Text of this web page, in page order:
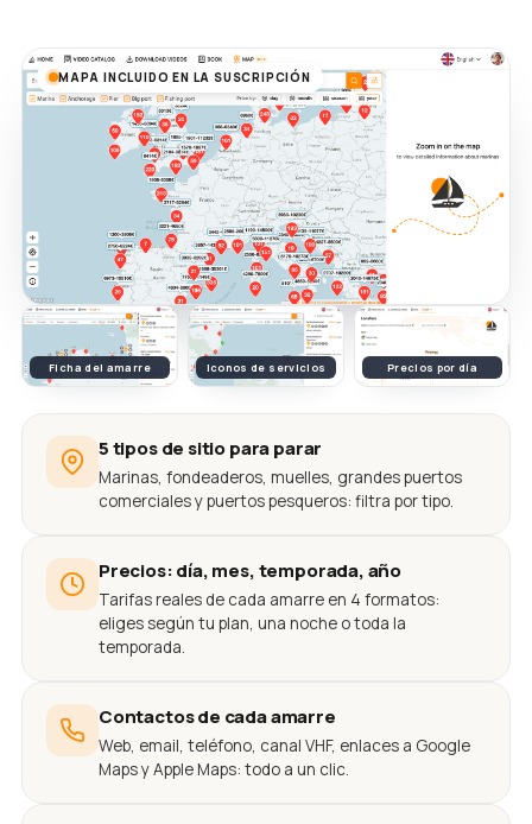
MAPA INCLUIDO EN LA SUSCRIPCIÓN
Ficha del amarre Iconos de servicios Precios por día
5 tipos de sitio para parar
Marinas, fondeaderos, muelles, grandes puertos
comerciales y puertos pesqueros: filtra por tipo.
Precios: día, mes, temporada, año
Tarifas reales de cada amarre en 4 formatos:
eliges según tu plan, una noche o toda la
temporada.
Contactos de cada amarre
Web, email, teléfono, canal VHF, enlaces a Google
Maps y Apple Maps: todo a un clic.